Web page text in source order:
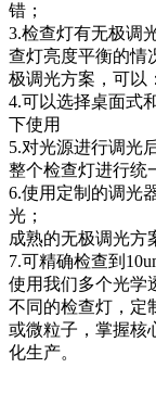
错；
3.检查灯有无极调
查灯亮度平衡的情
极调光方案，可以
4.可以选择桌面式
下使用
5.对光源进行调光
整个检查灯进行统
6.使用定制的调光
光；
成熟的无极调光方
7.可精确检查到
使用我们多个光学
不同的检查灯，定
或微粒子，掌握核
化生产。